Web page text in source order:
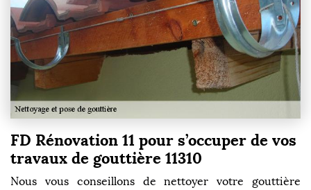
FD Rénovation 11 pour s’occuper de vos
travaux de gouttière 11310
Nous vous conseillons de nettoyer votre gouttière